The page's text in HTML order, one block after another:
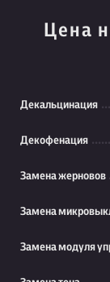
Цена
Декальцинация
Декофенация
Замена жерновов
Замена
Замена модуля